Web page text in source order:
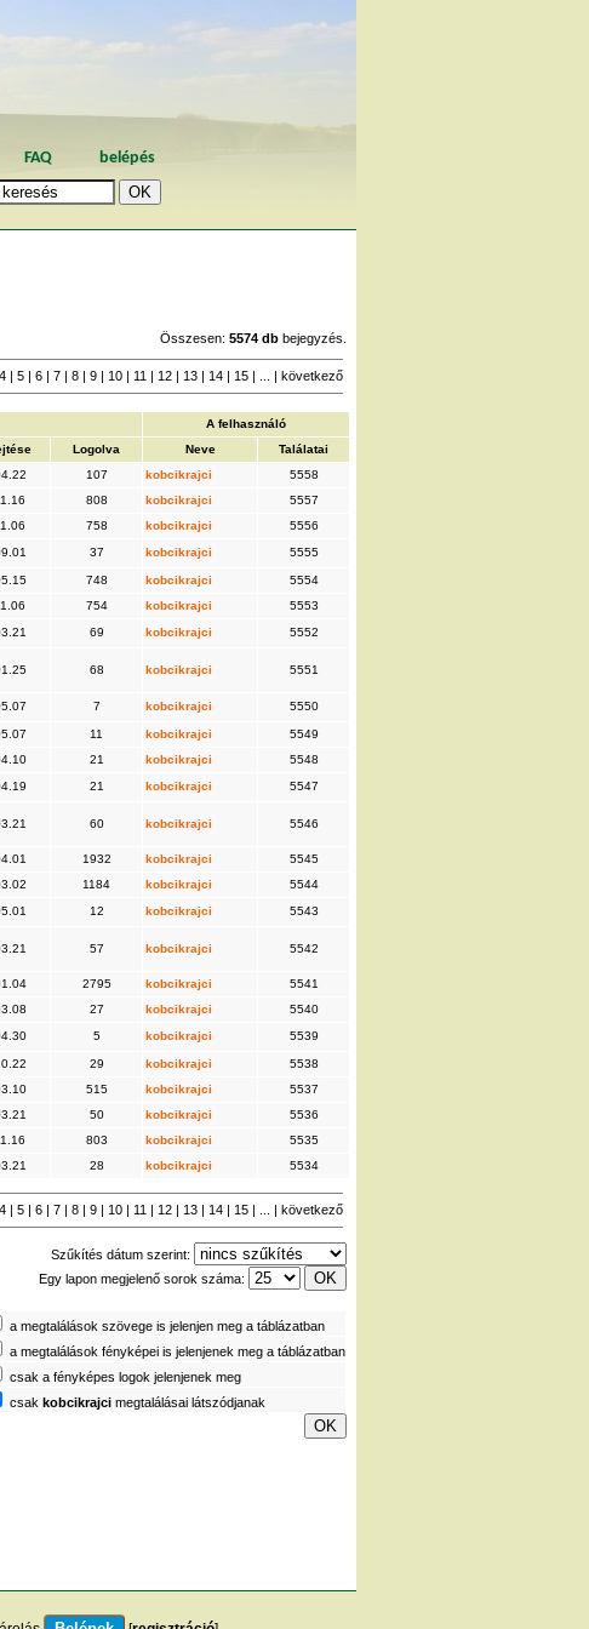
FAQ belépés
Összesen: 5574 db bejegyzés.
4 5 6 7 8 9 10 11 12 13 14 15 következő
A felhasználó
Logolva Neve
Találatai
107 kobcikrajci
5558
808 kobcikrajci
5557
758 kobcikrajci
5556
37 kobcikrajci 5555
748 kobcikrajci
5554
754 kobcikrajci
5553
69 kobcikrajci 5552
68 kobcikrajci 5551
7 kobcikrajci 5550
11 kobcikrajci
5549
21 kobcikrajci
5548
21 kobcikrajci 5547
60 kobcikrajci 5546
1932 kobcikrajci
5545
1184 kobcikrajci
5544
12 kobcikrajci 5543
57 kobcikrajci 5542
2795 kobcikrajci
5541
27 kobcikrajci
5540
5 kobcikrajci 5539
29 kobcikrajci
5538
515 kobcikrajci
5537
50 kobcikrajci
5536
803 kobcikrajci
5535
28 kobcikrajci 5534
4 5 6 7 8 9 10 11 12 13 14 15 következő
Szűkítés dátum szerint:
Egy lapon megjelenő sorok száma:
a megtalálások szövege is jelenjen meg a táblázatban
a megtalálások fényképei is jelenjenek meg a táblázatban
csak a fényképes logok jelenjenek meg
csak kobcikrajci megtalálásai látszódjanak